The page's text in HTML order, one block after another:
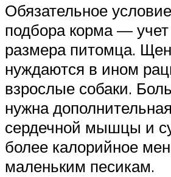
Обязательное
подбора корма — учет
размера питомца.
нуждаются в ином
взрослые собаки.
нужна
сердечной мышцы и
более калорийное
маленьким песикам.